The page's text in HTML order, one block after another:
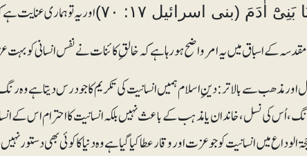
اٰدَمَ (بنی اسرائیل ۱۷: ۷۰)
اور یہ تو ہماری عنایت
کے اسباق میں یہ امر واضح ہو رہا ہے کہ خالقِ کائنات نے نفس انسانی کو
مذھب سے بالاتر: دینِ اسلام ہمیں انسانیت کی تکریم کا جو درس دیتا ہے وہ
اُس کی نسل، خاندان یا مذہب کے باعث نہیں بلکہ انسانیت کا احترام اس کے
الوداع میں انسانیت کو جو عزت اور وقار عطا کیا گیا ہے وہ دنیا کا کوئی بھی دستور